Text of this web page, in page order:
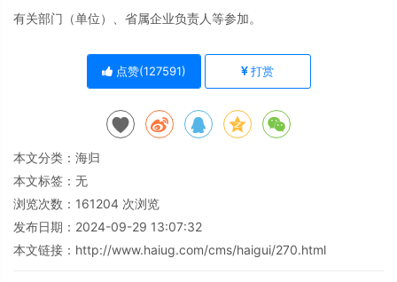
有关部门（单位）、省属企业负责人等参加。
点赞(127591) 打赏
本文分类： 海归
本文标签：无
浏览次数： 161204 次浏览
发布日期：2024-09-29 13:07:32
本文链接： http://www.haiug.com/cms/haigui/270.html